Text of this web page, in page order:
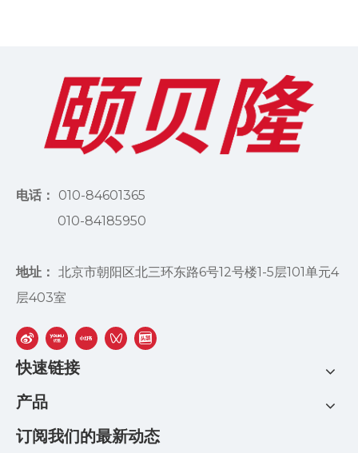
电话： 010-84601365
010-84185950
地址： 北京市朝阳区北三环东路6号12号楼1-5层101单元4
层403室
快速链接
产品
订阅我们的最新动态